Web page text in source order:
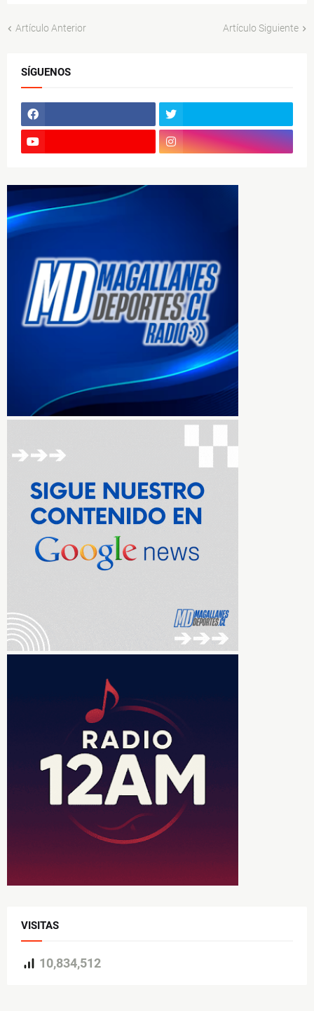
Artículo Anterior Artículo Siguiente
SÍGUENOS
VISITAS
10,834,512